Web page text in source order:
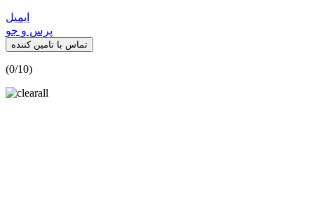
ایمیل
پرس و جو
تماس با تامین کننده
(0/10)